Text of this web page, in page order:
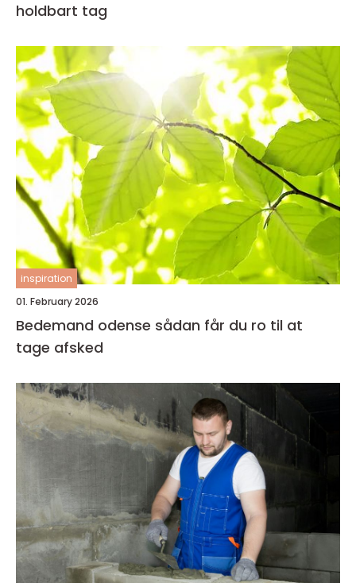
holdbart tag
inspiration
01. February 2026
Bedemand odense sådan får du ro til at
tage afsked